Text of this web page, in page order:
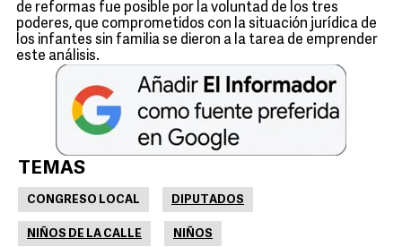
de reformas fue posible por la voluntad de los tres
poderes, que comprometidos con la situación jurídica de
los infantes sin familia se dieron a la tarea de emprender
este análisis.
TEMAS
CONGRESO LOCAL DIPUTADOS
NIÑOS DE LA CALLE NIÑOS